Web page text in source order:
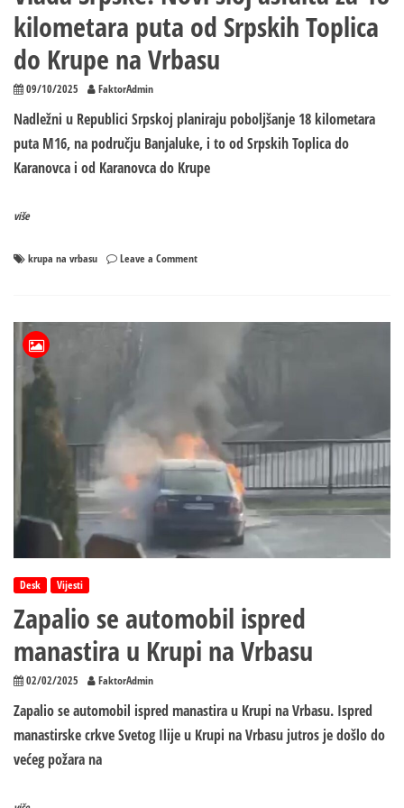
kilometara puta od Srpskih Toplica
do Krupe na Vrbasu
09/10/2025 FaktorAdmin
Nadležni u Republici Srpskoj planiraju poboljšanje 18 kilometara
puta M16, na području Banjaluke, i to od Srpskih Toplica do
Karanovca i od Karanovca do Krupe
više
krupa na vrbasu Leave a Commenton
od
Srpskih
Toplica
do
Krupe
Vrbasu
Desk Vijesti
Zapalio se automobil ispred
manastira u Krupi na Vrbasu
02/02/2025 FaktorAdmin
Zapalio se automobil ispred manastira u Krupi na Vrbasu. Ispred
manastirske crkve Svetog Ilije u Krupi na Vrbasu jutros je došlo do
većeg požara na